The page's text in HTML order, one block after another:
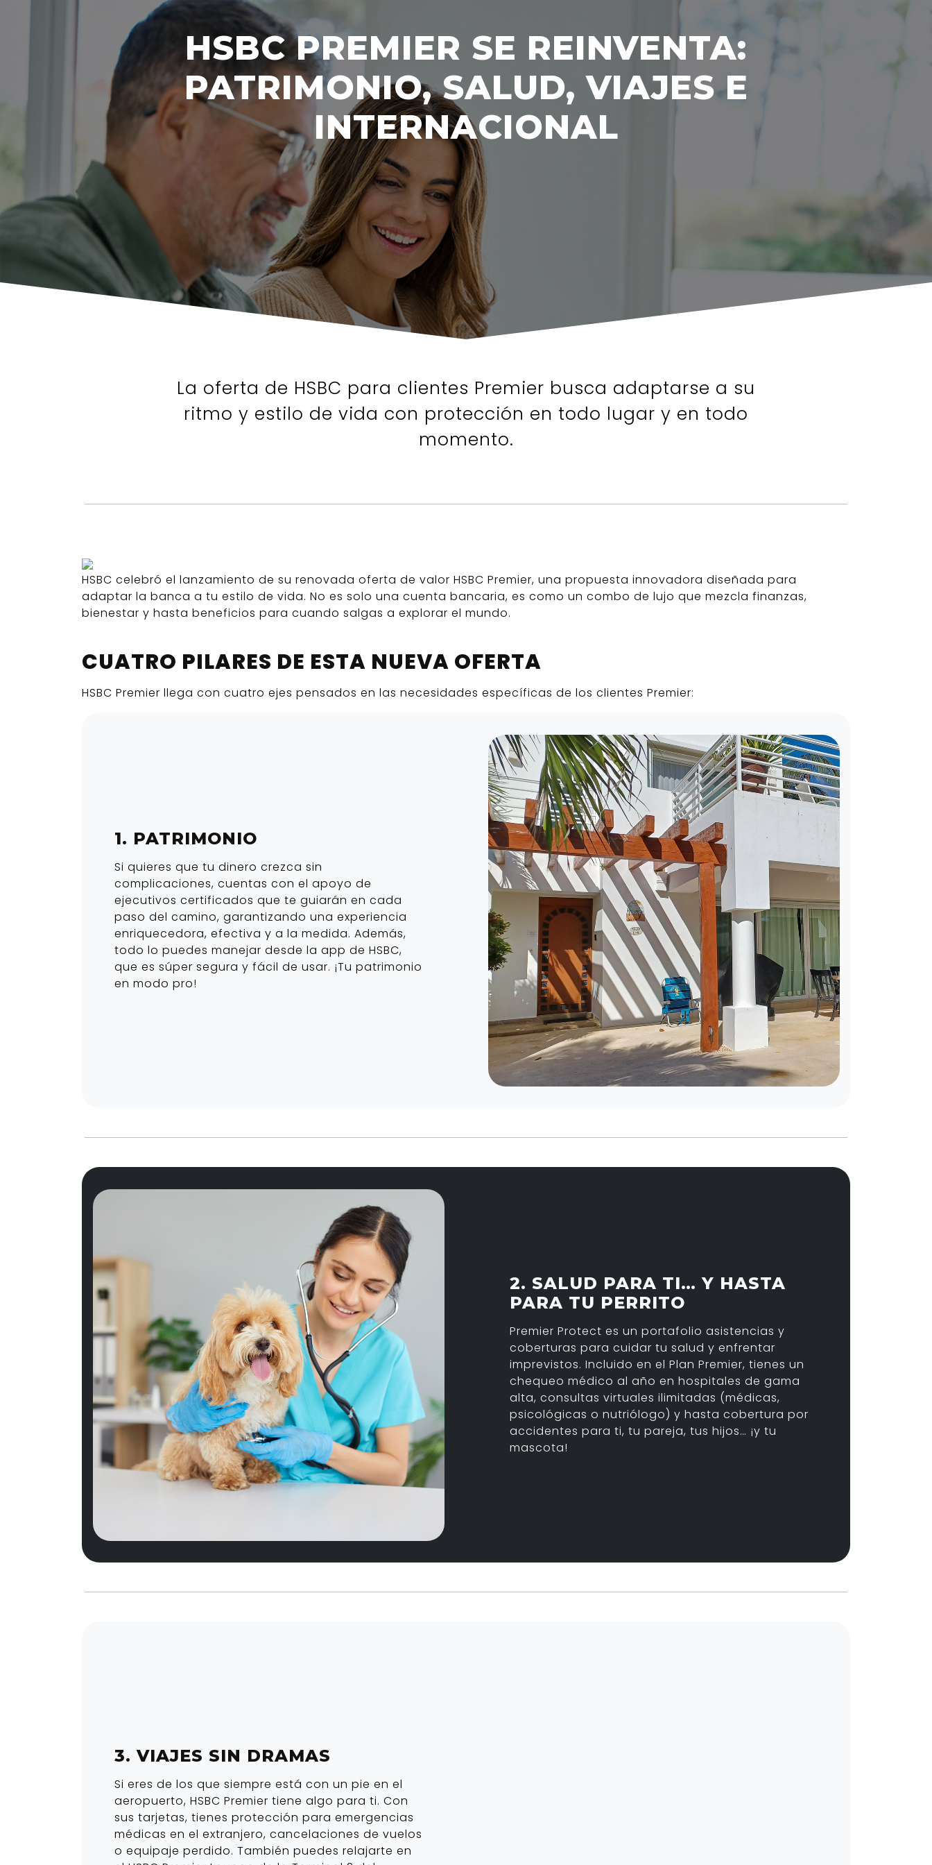
HSBC PREMIER SE REINVENTA:
PATRIMONIO, SALUD, VIAJES E
INTERNACIONAL
La oferta de HSBC para clientes Premier busca adaptarse a su
ritmo y estilo de vida con protección en todo lugar y en todo
momento.
HSBC celebró el lanzamiento de su renovada oferta de valor HSBC Premier, una propuesta innovadora diseñada para
adaptar la banca a tu estilo de vida. No es solo una cuenta bancaria, es como un combo de lujo que mezcla finanzas,
bienestar y hasta beneficios para cuando salgas a explorar el mundo.
CUATRO PILARES DE ESTA NUEVA OFERTA
HSBC Premier llega con cuatro ejes pensados en las necesidades específicas de los clientes Premier:
1. PATRIMONIO
Si quieres que tu dinero crezca sin
complicaciones, cuentas con el apoyo de
ejecutivos certificados que te guiarán en cada
paso del camino, garantizando una experiencia
enriquecedora, efectiva y a la medida. Además,
todo lo puedes manejar desde la app de HSBC,
que es súper segura y fácil de usar. ¡Tu patrimonio
en modo pro!
2. SALUD PARA TI… Y HASTA
PARA TU PERRITO
Premier Protect es un portafolio asistencias y
coberturas para cuidar tu salud y enfrentar
imprevistos. Incluido en el Plan Premier, tienes un
chequeo médico al año en hospitales de gama
alta, consultas virtuales ilimitadas (médicas,
psicológicas o nutriólogo) y hasta cobertura por
accidentes para ti, tu pareja, tus hijos… ¡y tu
mascota!
3. VIAJES SIN DRAMAS
Si eres de los que siempre está con un pie en el
aeropuerto, HSBC Premier tiene algo para ti. Con
sus tarjetas, tienes protección para emergencias
médicas en el extranjero, cancelaciones de vuelos
o equipaje perdido. También puedes relajarte en